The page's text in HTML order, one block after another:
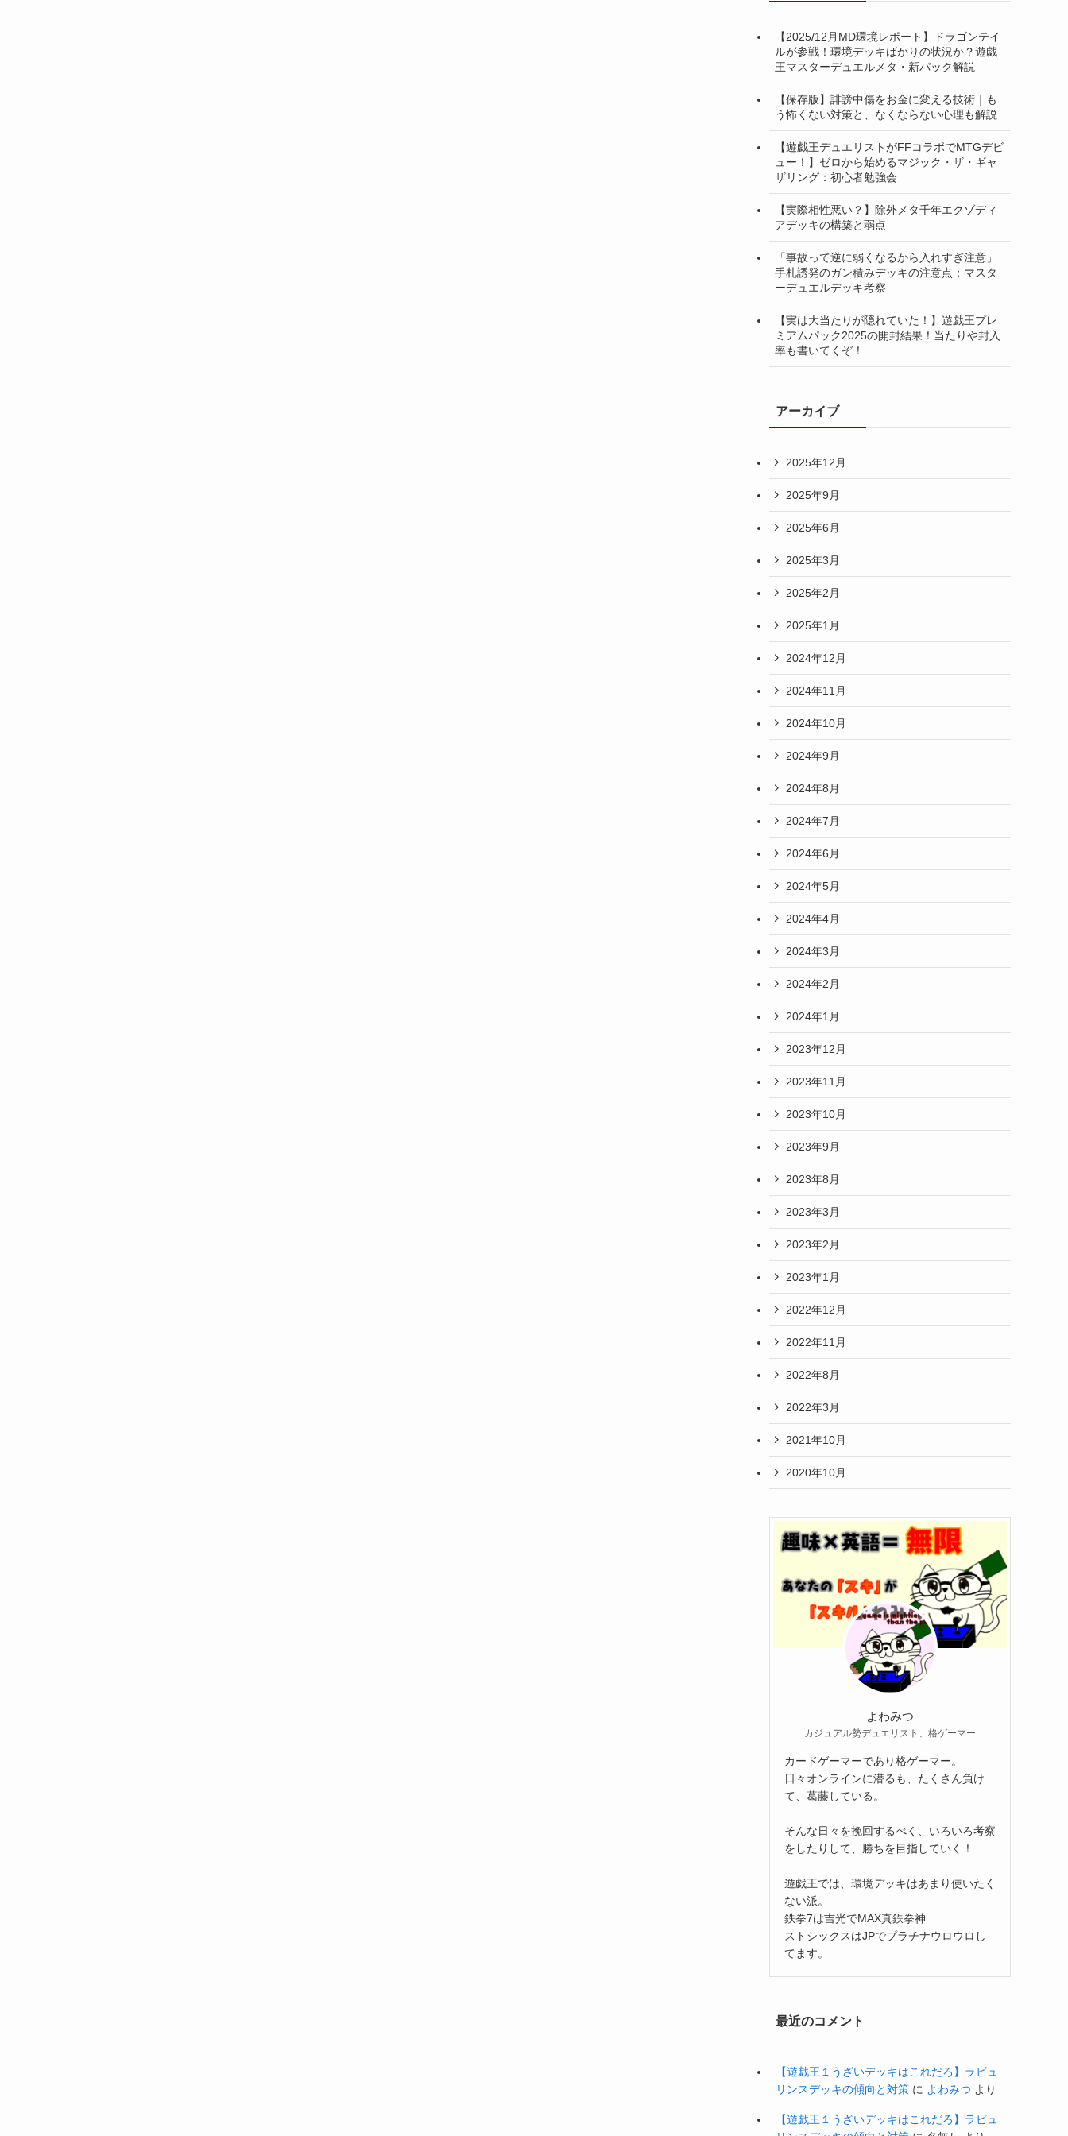
【2025/12月MD環境レポート】ドラゴンテイ
ルが参戦！環境デッキばかりの状況か？遊戯
王マスターデュエルメタ・新パック解説
【保存版】誹謗中傷をお金に変える技術｜も
う怖くない対策と、なくならない心理も解説
【遊戯王デュエリストがFFコラボでMTGデビ
ュー！】ゼロから始めるマジック・ザ・ギャ
ザリング：初心者勉強会
【実際相性悪い？】除外メタ千年エクゾディ
アデッキの構築と弱点
「事故って逆に弱くなるから入れすぎ注意」
手札誘発のガン積みデッキの注意点：マスタ
ーデュエルデッキ考察
【実は大当たりが隠れていた！】遊戯王プレ
ミアムパック2025の開封結果！当たりや封入
率も書いてくぞ！
アーカイブ
2025年12月
2025年9月
2025年6月
2025年3月
2025年2月
2025年1月
2024年12月
2024年11月
2024年10月
2024年9月
2024年8月
2024年7月
2024年6月
2024年5月
2024年4月
2024年3月
2024年2月
2024年1月
2023年12月
2023年11月
2023年10月
2023年9月
2023年8月
2023年3月
2023年2月
2023年1月
2022年12月
2022年11月
2022年8月
2022年3月
2021年10月
2020年10月
よわみつ
カジュアル勢デュエリスト、格ゲーマー
カードゲーマーであり格ゲーマー。
日々オンラインに潜るも、たくさん負け
て、葛藤している。
そんな日々を挽回するべく、いろいろ考察
をしたりして、勝ちを目指していく！
遊戯王では、環境デッキはあまり使いたく
ない派。
鉄拳7は吉光でMAX真鉄拳神
ストシックスはJPでプラチナウロウロし
てます。
最近のコメント
【遊戯王１うざいデッキはこれだろ】ラビュ
リンスデッキの傾向と対策 に よわみつ より
【遊戯王１うざいデッキはこれだろ】ラビュ